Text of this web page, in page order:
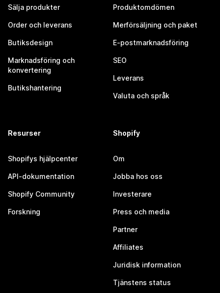
Sälja produkter
Order och leverans
Butiksdesign
Marknadsföring och
konvertering
Butikshantering
Produktomdömen
Merförsäljning och paket
E-postmarknadsföring
SEO
Leverans
Valuta och språk
Resurser
Shopifys hjälpcenter
API-dokumentation
Shopify Community
Forskning
Shopify
Om
Jobba hos oss
Investerare
Press och media
Partner
Affiliates
Juridisk information
Tjänstens status